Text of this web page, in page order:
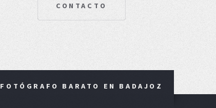
CONTACTO
FOTÓGRAFO BARATO EN BADAJOZ